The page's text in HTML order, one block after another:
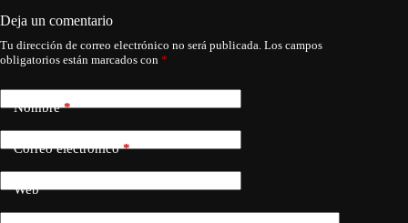
Deja un comentario
Tu dirección de correo electrónico no será publicada. Los campos
obligatorios están marcados con *
Nombre*
Correo electrónico*
Web